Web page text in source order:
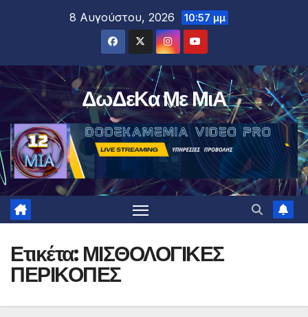
8 Αυγούστου, 2026 10:57 μμ
ΔωΔεΚα Με ΜιΑ
Ετικέτα: ΜΙΣΘΟΛΟΓΙΚΕΣ
ΠΕΡΙΚΟΠΕΣ